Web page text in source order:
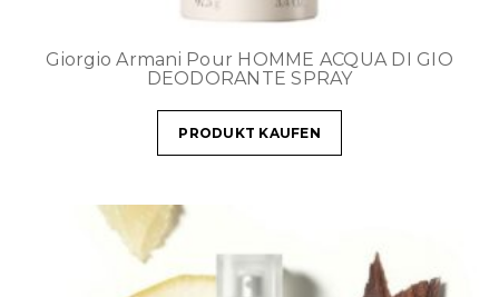
Giorgio Armani Pour HOMME ACQUA DI GIO
DEODORANTE SPRAY
PRODUKT KAUFEN